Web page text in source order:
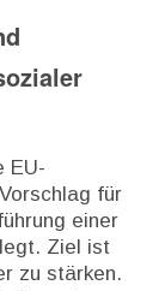
EU-
für
einer
Ziel ist
zu stärken.